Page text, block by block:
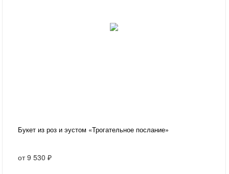
Букет из роз и эустом «Трогательное послание»
от9 530 ₽